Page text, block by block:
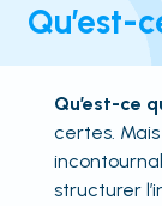
Qu’est-
Qu’est-ce
certes.
structurer